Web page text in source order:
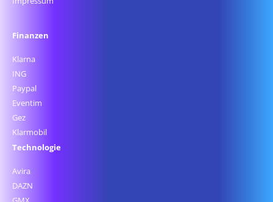
Finanzen
Klarna
ING
Paypal
Eventim
Gez
Klarmobil
Technologie
Avira
DAZN